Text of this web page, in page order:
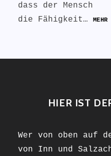
dass der Mensch
die Fähigkeit…
MEHR
HIER IST
Wer von oben auf
von Inn und